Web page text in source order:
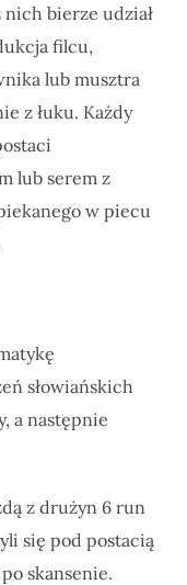
bierze udział
filcu,
lub musztra
z łuku. Każdy
lub serem z
w piecu
słowiańskich
a następnie
z drużyn 6 run
się pod postacią
skansenie.